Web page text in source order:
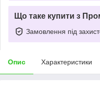
Що таке купити з
Замовлення під
Опис Характеристики